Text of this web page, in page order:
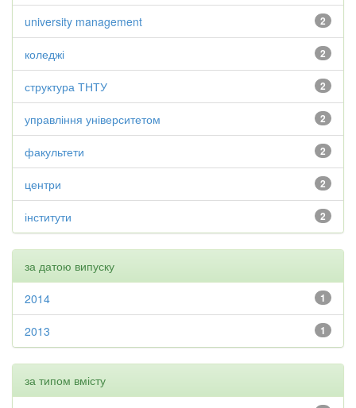
2
university management
2
коледжі
2
структура ТНТУ
2
управління університетом
2
факультети
2
центри
2
інститути
за датою випуску
1
2014
1
2013
за типом вмісту